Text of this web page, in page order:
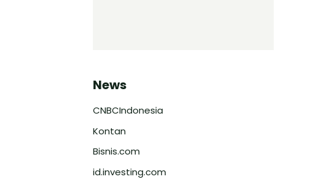
News
CNBCIndonesia
Kontan
Bisnis.com
id.investing.com